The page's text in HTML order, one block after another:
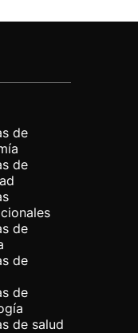
de
de
de
de
de
de salud